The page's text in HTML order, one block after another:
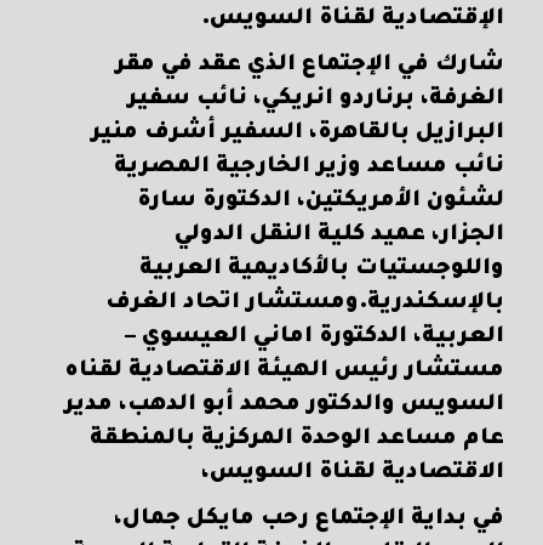
الإقتصادية لقناة السويس.
شارك في الإجتماع الذي عقد في مقر
الغرفة، برناردو انريكي، نائب سفير
البرازيل بالقاهرة، السفير أشرف منير
نائب مساعد وزير الخارجية المصرية
لشئون الأمريكتين، الدكتورة سارة
الجزار، عميد كلية النقل الدولي
واللوجستيات بالأكاديمية العربية
بالإسكندرية.ومستشار اتحاد الغرف
العربية، الدكتورة اماني العيسوي –
مستشار رئيس الهيئة الاقتصادية لقناه
السويس والدكتور محمد أبو الدهب، مدير
عام مساعد الوحدة المركزية بالمنطقة
الاقتصادية لقناة السويس،
في بداية الإجتماع رحب مايكل جمال،